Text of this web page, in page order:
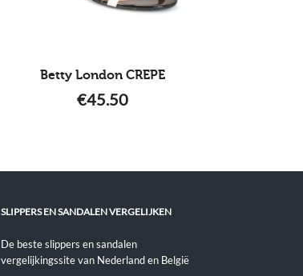
Betty London CREPE
€45.50
SLIPPERS EN SANDALEN VERGELIJKEN
De beste slippers en sandalen
vergelijkingssite van Nederland en België